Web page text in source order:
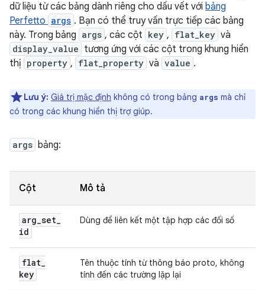
dữ liệu từ các bảng dành riêng cho dấu vết với bảng
Perfetto args . Bạn có thể truy vấn trực tiếp các bảng
này. Trong bảng args , các cột key , flat_key và
display_value tương ứng với các cột trong khung hiển
thị property , flat_property và value .
Lưu ý: Giá trị mặc định không có trong bảng args mà chỉ
có trong các khung hiển thị trợ giúp.
args bảng:
Cột Mô tả
arg_set_
id
Dùng để liên kết một tập hợp các đối số
flat_
key
Tên thuộc tính từ thông báo proto, không
tính đến các trường lặp lại